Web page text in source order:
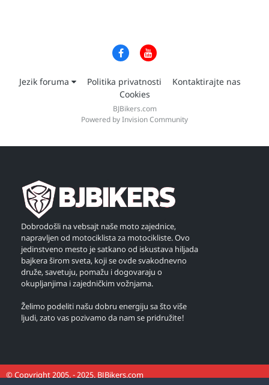
Jezik foruma Politika privatnosti
Kontaktirajte nas
Cookies
BJBikers.com
Powered by Invision Community
Dobrodošli na vebsajt naše moto zajednice,
napravljen od motociklista za motocikliste. Ovo
jedinstveno mesto je satkano od iskustava hiljada
bajkera širom sveta, koji se ovde svakodnevno
druže, savetuju, pomažu i dogovaraju o
okupljanjima i zajedničkim vožnjama.
Želimo podeliti našu dobru energiju sa što više
ljudi, zato vas pozivamo da nam se pridružite!
© Copyright 2005. - 2025. BJBikers.com